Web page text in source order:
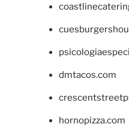
dmtacos.com
hornopizza.com